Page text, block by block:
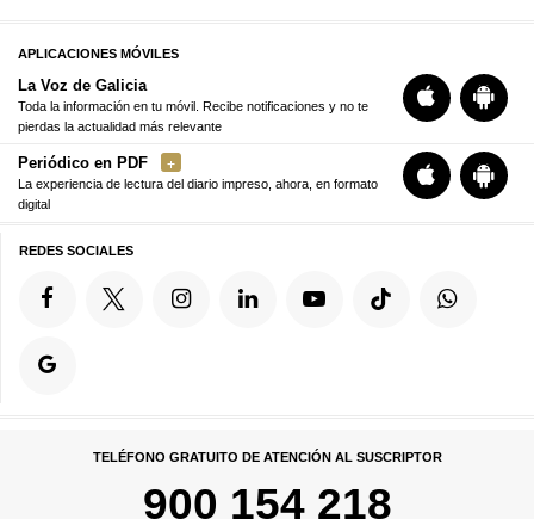
APLICACIONES MÓVILES
La Voz de Galicia
Toda la información en tu móvil. Recibe notificaciones y no te
pierdas la actualidad más relevante
Periódico en PDF
La experiencia de lectura del diario impreso, ahora, en formato
digital
REDES SOCIALES
TELÉFONO GRATUITO DE ATENCIÓN AL SUSCRIPTOR
900 154 218